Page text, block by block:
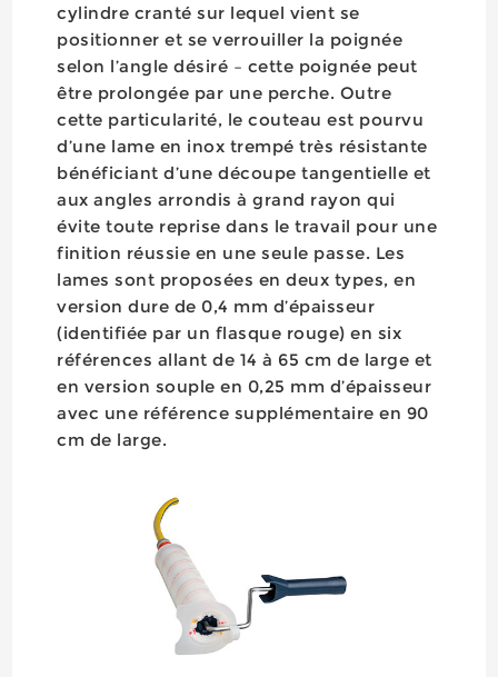
cylindre cranté sur lequel vient se
positionner et se verrouiller la poignée
selon l’angle désiré – cette poignée peut
être prolongée par une perche. Outre
cette particularité, le couteau est pourvu
d’une lame en inox trempé très résistante
bénéficiant d’une découpe tangentielle et
aux angles arrondis à grand rayon qui
évite toute reprise dans le travail pour une
finition réussie en une seule passe. Les
lames sont proposées en deux types, en
version dure de 0,4 mm d’épaisseur
(identifiée par un flasque rouge) en six
références allant de 14 à 65 cm de large et
en version souple en 0,25 mm d’épaisseur
avec une référence supplémentaire en 90
cm de large.